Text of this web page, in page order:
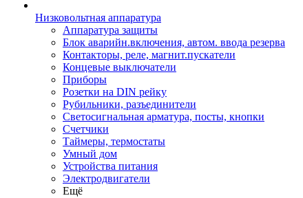
Низковольтная аппаратура
Аппаратура защиты
Блок аварийн.включения, автом. ввода резерва
Контакторы, реле, магнит.пускатели
Концевые выключатели
Приборы
Розетки на DIN рейку
Рубильники, разъединители
Светосигнальная арматура, посты, кнопки
Счетчики
Таймеры, термостаты
Умный дом
Устройства питания
Электродвигатели
Ещё